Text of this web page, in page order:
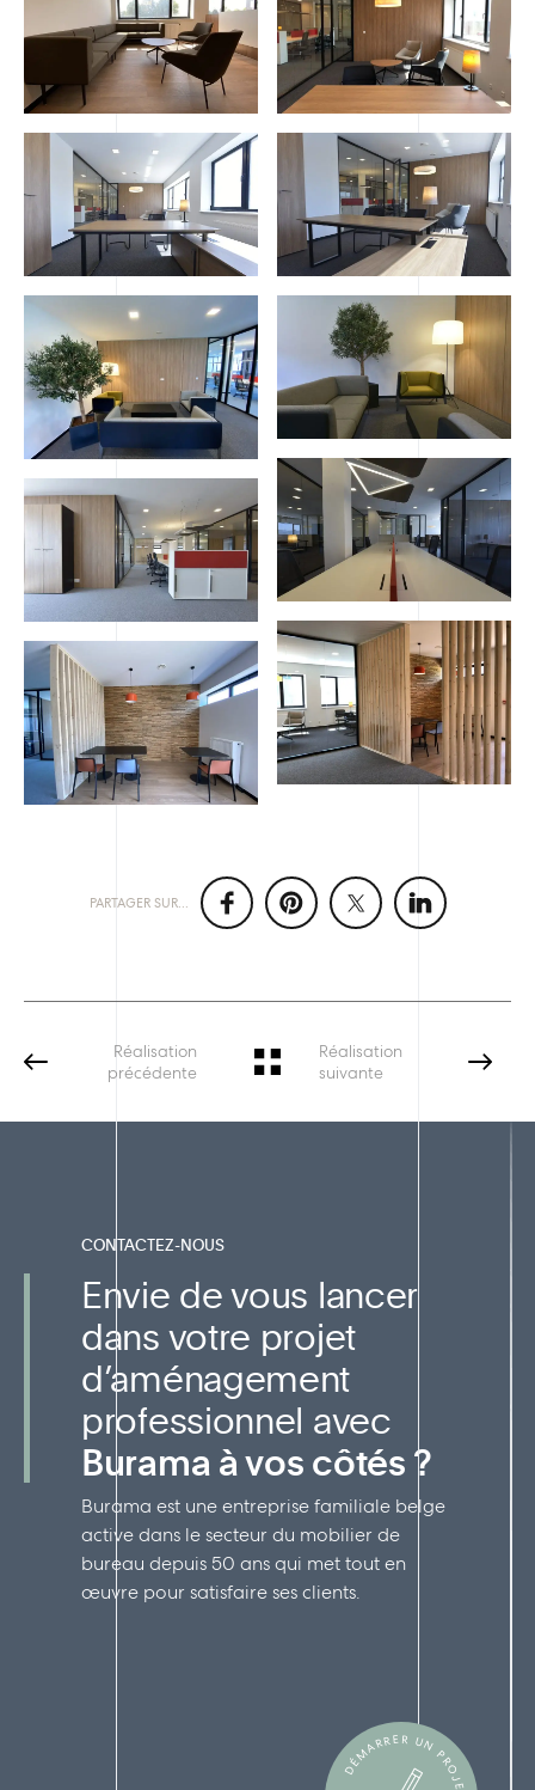
PARTAGER SUR...
Réalisation
précédente
Réalisation
suivante
CONTACTEZ-NOUS
Envie de vous lancer
dans votre projet
d’aménagement
professionnel avec
Burama à vos côtés ?
Burama est une entreprise familiale belge
active dans le secteur du mobilier de
bureau depuis 50 ans qui met tout en
œuvre pour satisfaire ses clients.
DÉMARRER UN PROJET